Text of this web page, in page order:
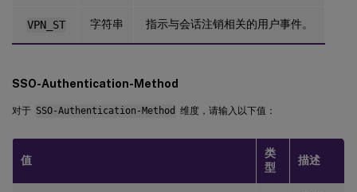
VPN_ST 字符串 指示与会话注销相关的用户事件。
SSO-Authentication-Method
对于 SSO-Authentication-Method 维度，请输入以下值：
值
类
型
描述